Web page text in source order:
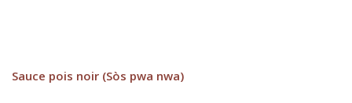
Sauce pois noir (Sòs pwa nwa)